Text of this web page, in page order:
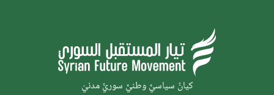
كيانٌ سياسيٌّ وطنيٌّ سوريٌّ مدنيّ